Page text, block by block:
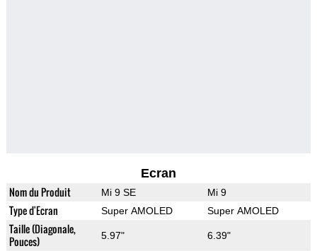
Ecran
Nom du Produit Mi 9 SE Mi 9
Type d'Ecran Super AMOLED Super AMOLED
Taille (Diagonale,
Pouces)
5.97" 6.39"